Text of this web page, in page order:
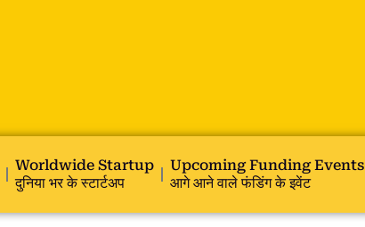
Worldwide Startup
दुनिया भर के स्टार्टअप
Upcoming Funding Events
आगे आने वाले फंडिंग के इवेंट